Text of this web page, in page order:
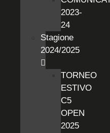
2023-
24
Stagione
2024/2025
TORNEO
ESTIVO
C5
OPEN
2025